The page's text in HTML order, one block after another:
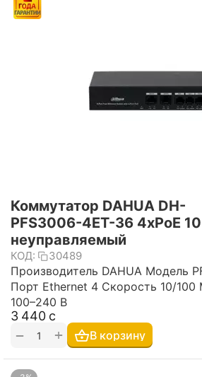
Коммутатор DAHUA DH-
PFS3006-4ET-36 4xPoE
неуправляемый
КОД: 30489
Производитель DAHUA Модель
Порт Ethernet 4 Скорость 10/100
100–240 В
3 440 с
+
− В корзину